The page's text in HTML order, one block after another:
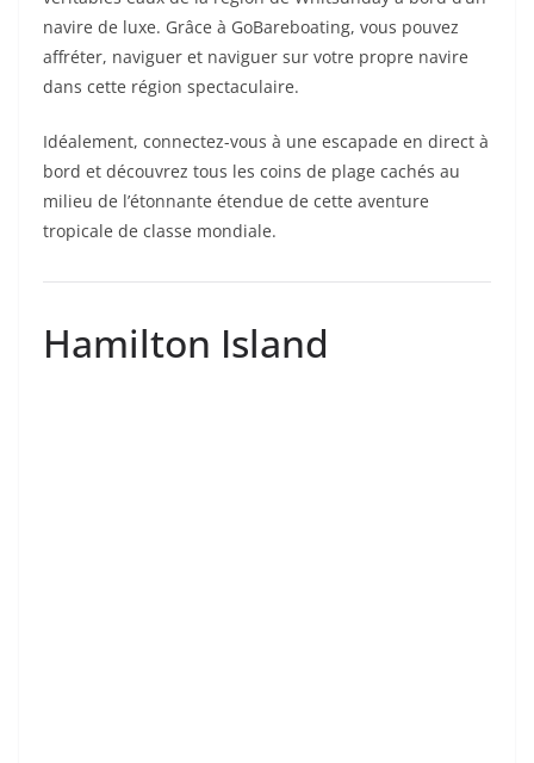
navire de luxe. Grâce à GoBareboating, vous pouvez
affréter, naviguer et naviguer sur votre propre navire
dans cette région spectaculaire.
Idéalement, connectez-vous à une escapade en direct à
bord et découvrez tous les coins de plage cachés au
milieu de l’étonnante étendue de cette aventure
tropicale de classe mondiale.
Hamilton Island